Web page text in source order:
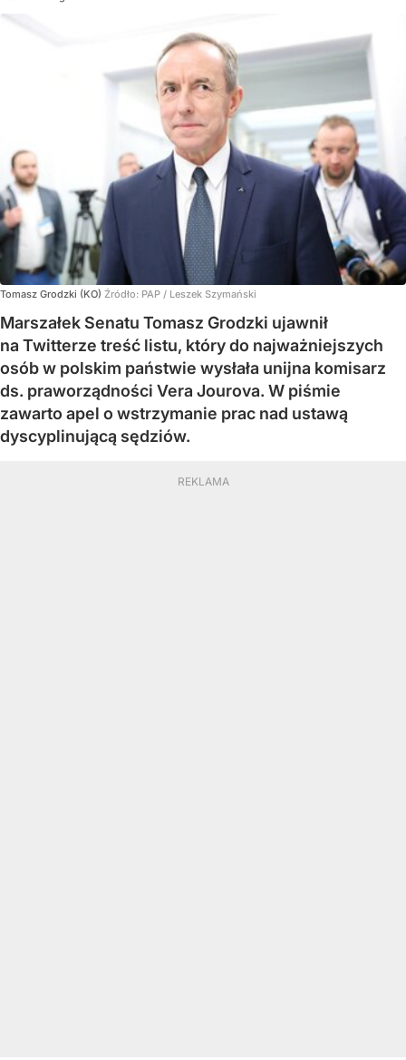
Tomasz Grodzki (KO) Źródło: PAP / Leszek Szymański
Marszałek Senatu Tomasz Grodzki ujawnił
na Twitterze treść listu, który do najważniejszych
osób w polskim państwie wysłała unijna komisarz
ds. praworządności Vera Jourova. W piśmie
zawarto apel o wstrzymanie prac nad ustawą
dyscyplinującą sędziów.